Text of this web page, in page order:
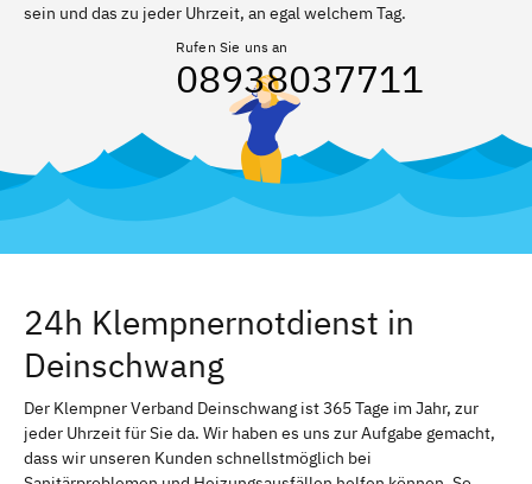
sein und das zu jeder Uhrzeit, an egal welchem Tag.
Rufen Sie uns an
08938037711
24h Klempnernotdienst in
Deinschwang
Der Klempner Verband Deinschwang ist 365 Tage im Jahr, zur
jeder Uhrzeit für Sie da. Wir haben es uns zur Aufgabe gemacht,
dass wir unseren Kunden schnellstmöglich bei